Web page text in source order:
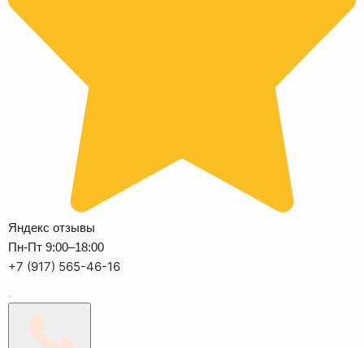
Яндекс отзывы
Пн-Пт 9:00–18:00
+7 (917) 565-46-16